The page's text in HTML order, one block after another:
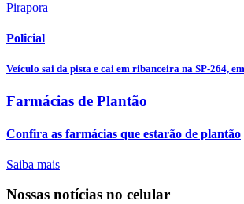
Policial
Veículo sai da pista e cai em ribanceira na SP-264,
Farmácias de Plantão
Confira as farmácias que estarão de plantão
Saiba mais
Nossas notícias no celular